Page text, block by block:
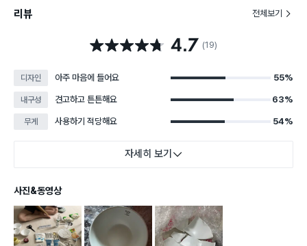
리뷰 전체보기
별점 4.7점 4.7 (19)
디자인 아주 마음에 들어요 55%
내구성 견고하고 튼튼해요 63%
무게 사용하기 적당해요 54%
자세히 보기
사진&동영상